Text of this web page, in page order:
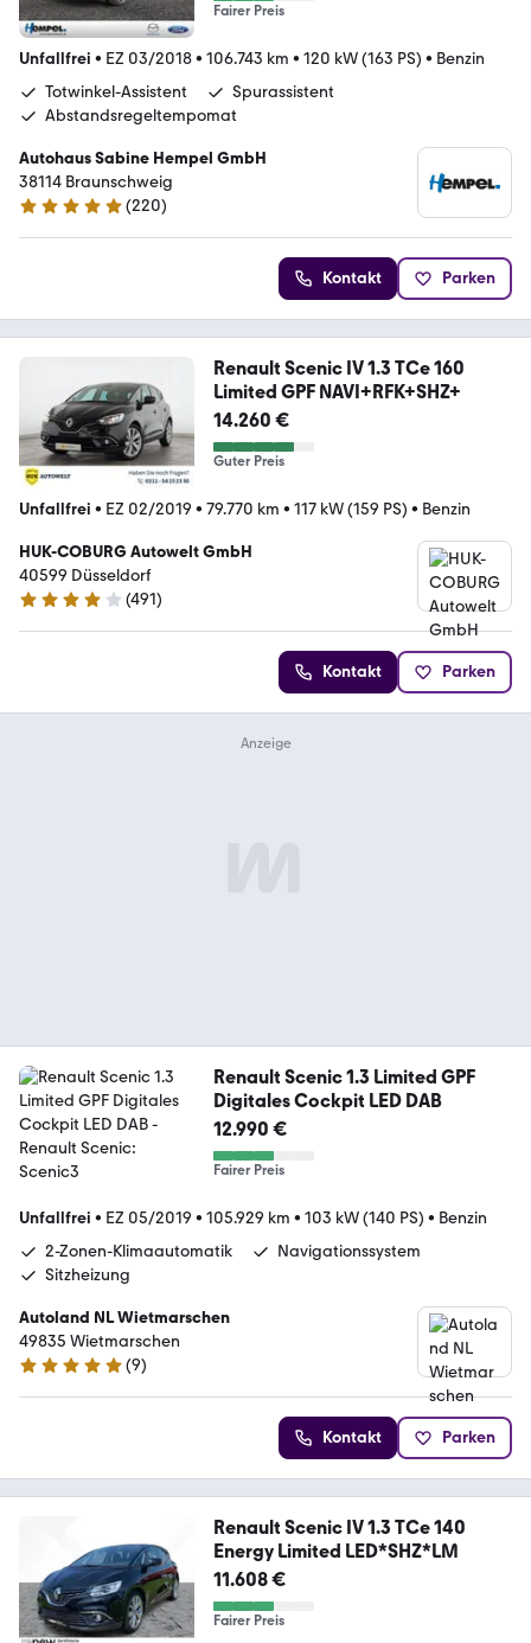
Fairer Preis
Unfallfrei • EZ 03/2018• 106.743 km • 120 kW (163 PS) • Benzin
Totwinkel-Assistent
Spurassistent
Abstandsregeltempomat
Autohaus Sabine Hempel GmbH
38114 Braunschweig
5 Sterne
(220)
Kontakt Parken
Renault Scenic IV 1.3 TCe 160
Limited GPF NAVI+RFK+SHZ+
14.260 €
Guter Preis
Unfallfrei • EZ 02/2019 • 79.770 km • 117 kW (159 PS) • Benzin
HUK-COBURG Autowelt GmbH
40599 Düsseldorf
4.1 Sterne
(491)
Kontakt Parken
Renault Scenic 1.3 Limited GPF
Digitales Cockpit LED DAB
12.990 €
Fairer Preis
Unfallfrei • EZ 05/2019 • 105.929 km • 103 kW (140 PS) • Benzin
2-Zonen-Klimaautomatik
Navigationssystem
Sitzheizung
Autoland NL Wietmarschen
49835 Wietmarschen
5 Sterne
(9)
Kontakt Parken
Renault Scenic IV 1.3 TCe 140
Energy Limited LED*SHZ*LM
11.608 €
Fairer Preis